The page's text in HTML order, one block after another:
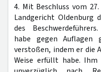
4. Mit Beschluss vom
Landgericht Oldenburg
des
habe gegen Auflagen
verstoßen, indem er die
Weise erfüllt habe. Ihm